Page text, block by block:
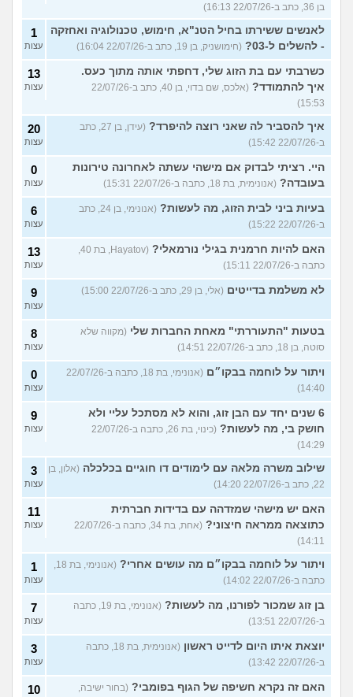
בן 36, כתב ב-22/07/26 16:13)
לאנשים ששירתו בחיל הטנ"א, חימוש, טכנולוגיה ואחזקה
- להשלים ל-03?
(חימושניק, בן 19, כתב ב-22/07/26 16:04)
1
עצות
כשרבתי עם בת הזוג שלי, דחפתי אותה מתוך כעס.
איך להתמודד?
(אלכס, שם בדוי, בן 40, כתב ב-22/07/26
15:53)
13
עצות
איך להסביר לה שאני רוצה להיפרד?
(עידן, בן 27, כתב
ב-22/07/26 15:42)
20
עצות
היי. רציתי לבדוק אם מישהי עשתה לאחרונה טירונות
בעובדה? (אנונימית, בת 18, כתבה ב-22/07/26 15:31)
0
עצות
בעיות ביני לבית הזוג, מה לעשות?
(אנונימי, בן 24, כתב
ב-22/07/26 15:22)
6
עצות
האם להיות חרמנית בגילי נורמאלי?
(Hayatov, בת 40,
כתבה ב-22/07/26 15:11)
13
עצות
לא משלמת בדייטים (אלי, בן 29, כתב ב-22/07/26 15:00) 9
עצות
בטעות "התעוררתי" מאחת החברות שלי (מקווה שלא
סוטה, בן 18, כתב ב-22/07/26 14:51)
8
עצות
ויתור על לוחמה בבקו״ם
(אנונימי, בת 18, כתבה ב-22/07/26
14:40)
0
עצות
6 שנים יחד עם הבן זוג, והוא לא מסתכל עליי ולא
חושק בי, מה לעשות?
(כינוי, בת 26, כתבה ב-22/07/26
14:29)
9
עצות
שילוב משרה מלאה עם לימודים דו חוגיים בכלכלה (אלון, בן
22, כתב ב-22/07/26 14:20)
3
עצות
האם יש מישהי שמזדהה עם בדידות חברתית
כתוצאה ממראה חיצוני?
(אחת, בת 34, כתבה ב-22/07/26
14:11)
11
עצות
ויתור על לוחמה בבקו״ם מה עושים אחרי?
(אנונימי, בת 18,
כתבה ב-22/07/26 14:02)
1
עצות
בן זוג שמכור לפורנו, מה לעשות?
(אנונימי, בת 19, כתבה
ב-22/07/26 13:51)
7
עצות
יוצאת איתו היום לדייט ראשון
(אנונימית, בת 18, כתבה
ב-22/07/26 13:42)
3
עצות
האם זה נקרא חשיפה של הגוף בפומבי? (בחור ישיבה,
10